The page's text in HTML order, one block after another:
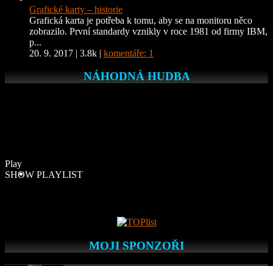
Grafické karty – historie
Grafická karta je potřeba k tomu, aby se na monitoru něco
zobrazilo. První standardy vznikly v roce 1981 od firmy IBM,
p...
20. 9. 2017 | 3.8k | komentáře: 1
NÁHODNÁ HUDBA
Play
SHOW PLAYLIST
MOJI SPONZOŘI